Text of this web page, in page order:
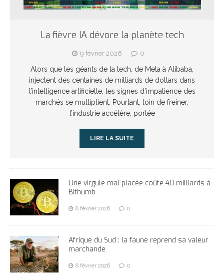
La fièvre IA dévore la planète tech
9 février 2026 0
Alors que les géants de la tech, de Meta à Alibaba,
injectent des centaines de milliards de dollars dans
l’intelligence artificielle, les signes d’impatience des
marchés se multiplient. Pourtant, loin de freiner,
l’industrie accélère, portée
LIRE LA SUITE
Une virgule mal placée coûte 40 milliards à
Bithumb
8 février 2026 0
Afrique du Sud : la faune reprend sa valeur
marchande
8 février 2026 0